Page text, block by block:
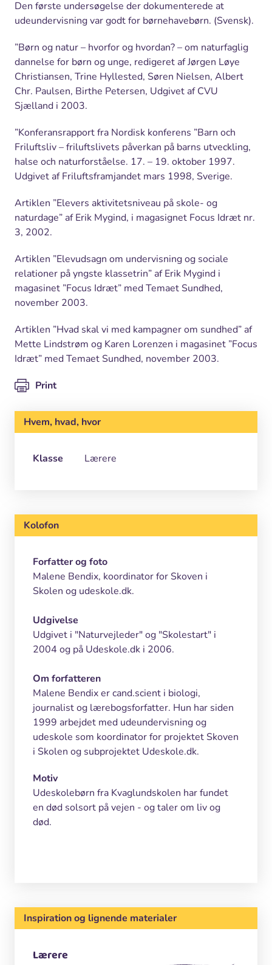
Den første undersøgelse der dokumenterede at
udeundervisning var godt for børnehavebørn. (Svensk).
”Børn og natur – hvorfor og hvordan? – om naturfaglig
dannelse for børn og unge, redigeret af Jørgen Løye
Christiansen, Trine Hyllested, Søren Nielsen, Albert
Chr. Paulsen, Birthe Petersen, Udgivet af CVU
Sjælland i 2003.
”Konferansrapport fra Nordisk konferens ”Barn och
Friluftsliv – friluftslivets påverkan på barns utveckling,
halse och naturforståelse. 17. – 19. oktober 1997.
Udgivet af Friluftsframjandet mars 1998, Sverige.
Artiklen ”Elevers aktivitetsniveau på skole- og
naturdage” af Erik Mygind, i magasignet Focus Idræt nr.
3, 2002.
Artiklen ”Elevudsagn om undervisning og sociale
relationer på yngste klassetrin” af Erik Mygind i
magasinet ”Focus Idræt” med Temaet Sundhed,
november 2003.
Artiklen ”Hvad skal vi med kampagner om sundhed” af
Mette Lindstrøm og Karen Lorenzen i magasinet ”Focus
Idræt” med Temaet Sundhed, november 2003.
Print
Hvem, hvad, hvor
Klasse Lærere
Kolofon
Forfatter og foto
Malene Bendix, koordinator for Skoven i
Skolen og udeskole.dk.
Udgivelse
Udgivet i "Naturvejleder" og "Skolestart" i
2004 og på Udeskole.dk i 2006.
Om forfatteren
Malene Bendix er cand.scient i biologi,
journalist og lærebogsforfatter. Hun har siden
1999 arbejdet med udeundervisning og
udeskole som koordinator for projektet Skoven
i Skolen og subprojektet Udeskole.dk.
Motiv
Udeskolebørn fra Kvaglundskolen har fundet
en død solsort på vejen - og taler om liv og
død.
Inspiration og lignende materialer
Lærere